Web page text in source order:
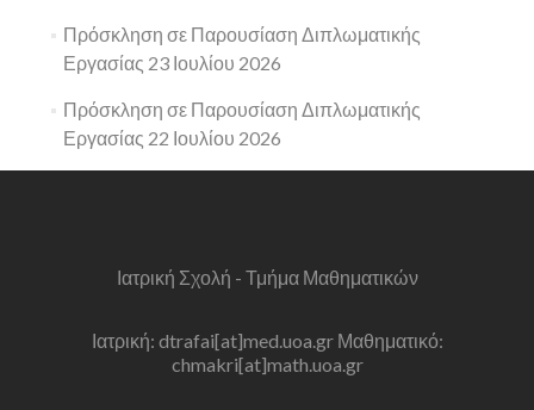
Πρόσκληση σε Παρουσίαση Διπλωματικής
Εργασίας 23 Ιουλίου 2026
Πρόσκληση σε Παρουσίαση Διπλωματικής
Εργασίας 22 Ιουλίου 2026
Ιατρική Σχολή - Τμήμα Μαθηματικών
Ιατρική: dtrafai[at]med.uoa.gr Μαθηματικό:
chmakri[at]math.uoa.gr